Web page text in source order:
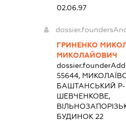
02.06.97
ГРИНЕНКО
МИКОЛАЙОВИЧ
55644,
БАШТАНСЬКИЙ
ШЕВЧЕНКОВЕ,
БУДИНОК 22